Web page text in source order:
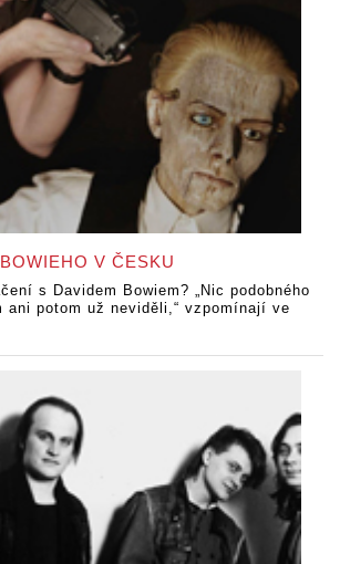
V ČESKU
s Davidem Bowiem? „Nic podobného
ani potom už neviděli,“ vzpomínají ve